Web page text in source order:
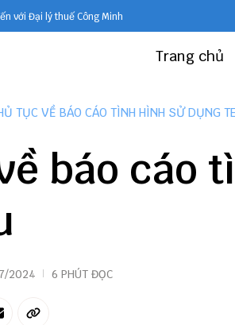
với Đại lý thuế Công Minh
Trang chủ
TỤC VỀ BÁO CÁO TÌNH HÌNH SỬ DỤNG
báo cáo
2024 6 PHÚT ĐỌC